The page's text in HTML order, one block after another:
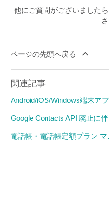
他にご質問がございましたら
ページの先頭へ戻る
関連記事
Android/iOS/Windows端末ア
Google Contacts API 廃止に
電話帳・電話帳定額プラン